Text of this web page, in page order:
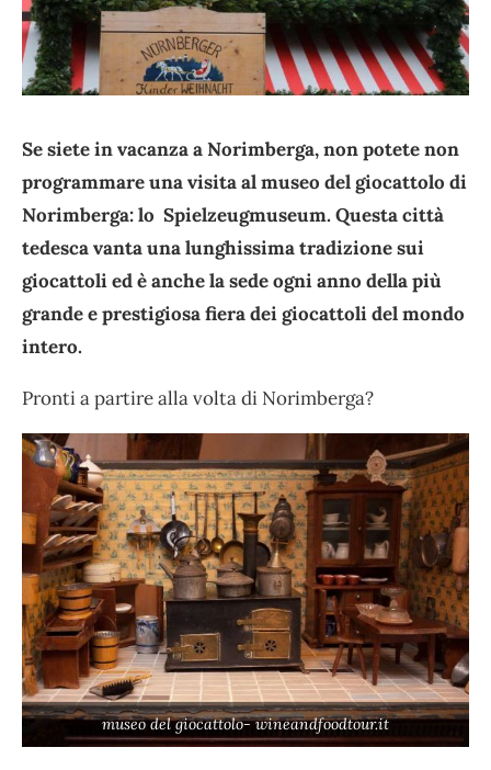
Se siete in vacanza a Norimberga, non potete non
programmare una visita al museo del giocattolo di
Norimberga: lo Spielzeugmuseum. Questa città
tedesca vanta una lunghissima tradizione sui
giocattoli ed è anche la sede ogni anno della più
grande e prestigiosa fiera dei giocattoli del mondo
intero.
Pronti a partire alla volta di Norimberga?
museo del giocattolo- wineandfoodtour.it